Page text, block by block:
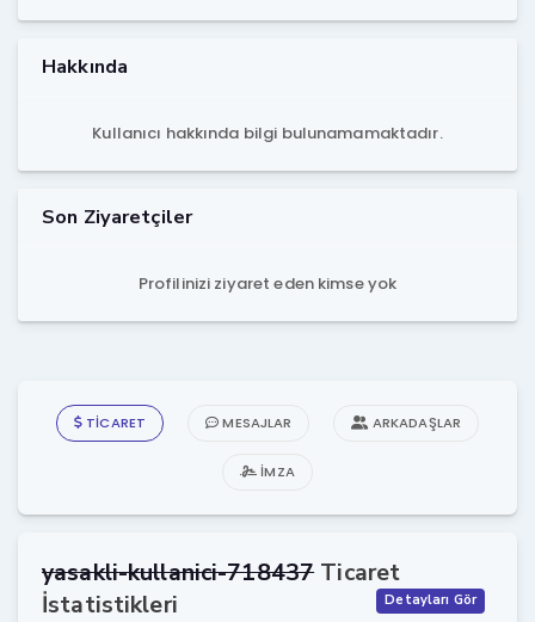
Hakkında
Kullanıcı hakkında bilgi bulunamamaktadır.
Son Ziyaretçiler
Profilinizi ziyaret eden kimse yok
TICARET MESAJLAR ARKADAŞLAR
İMZA
yasakli-kullanici-718437 Ticaret
İstatistikleri
Detayları Gör